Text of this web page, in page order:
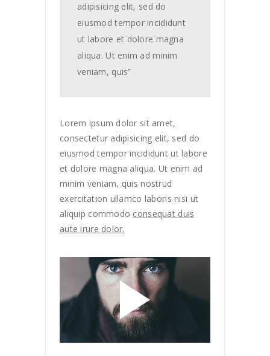
adipisicing elit, sed do
eiusmod tempor incididunt
ut labore et dolore magna
aliqua. Ut enim ad minim
veniam, quis”
Lorem ipsum dolor sit amet,
consectetur adipisicing elit, sed do
eiusmod tempor incididunt ut labore
et dolore magna aliqua. Ut enim ad
minim veniam, quis nostrud
exercitation ullamco laboris nisi ut
aliquip commodo consequat duis
aute irure dolor.